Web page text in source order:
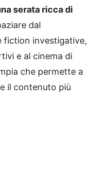
serata ricca di
dal
fiction investigative,
e al cinema di
che permette a
il contenuto più